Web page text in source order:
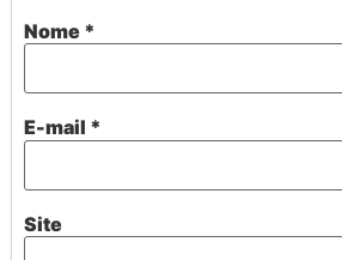
Nome *
E-mail *
Site